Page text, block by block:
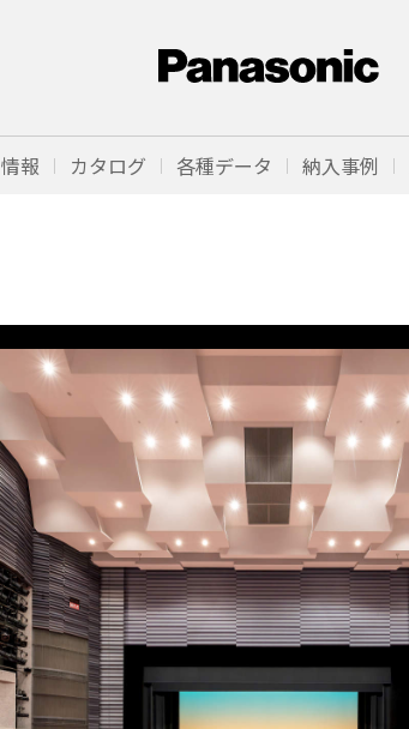
報 カタログ 各種データ 納入事例